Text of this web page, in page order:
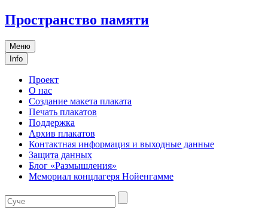
Пространство памяти
Меню
Info
Проект
О нас
Создание макета плаката
Печать плакатов
Поддержка
Архив плакатов
Контактная информация и выходные данные
Защита данных
Блог «Размышления»
Мемориал концлагеря Нойенгамме